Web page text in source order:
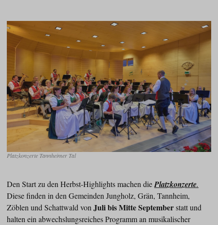
Platzkonzerte Tannheimer Tal
Den Start zu den Herbst-Highlights machen diePlatzkonzerte.
Diese finden in den Gemeinden Jungholz, Grän, Tannheim,
Zöblen und Schattwald von Juli bis Mitte Septemberstatt und
halten ein abwechslungsreiches Programm an musikalischer